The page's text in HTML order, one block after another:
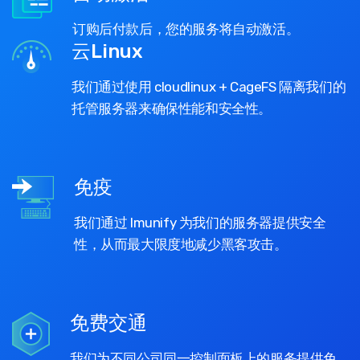
订购后付款后，您的服务将自动激活。
云Linux
我们通过使用 cloudlinux + CageFS 隔离我们的
托管服务器来确保性能和安全性。
免疫
我们通过 Imunify 为我们的服务器提供安全
性，从而最大限度地减少黑客攻击。
免费交通